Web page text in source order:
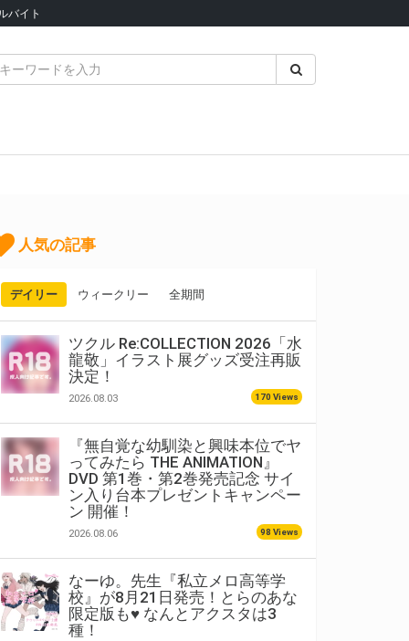
バイト
人気の記事
デイリー ウィークリー 全期間
ツクル Re:COLLECTION 2026「水
龍敬」イラスト展グッズ受注再販
決定！
2026.08.03 170 Views
『無自覚な幼馴染と興味本位でヤ
ってみたら THE ANIMATION』
DVD 第1巻・第2巻発売記念 サイ
ン入り台本プレゼントキャンペー
ン 開催！
2026.08.06 98 Views
なーゆ。先生『私立メロ高等学
校』が8月21日発売！とらのあな
限定版も♥ なんとアクスタは3
種！